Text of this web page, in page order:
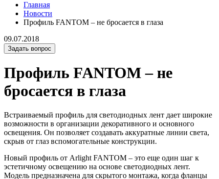
Главная
Новости
Профиль FANTOM – не бросается в глаза
09.07.2018
Задать вопрос
Профиль FANTOM – не
бросается в глаза
Встраиваемый профиль для светодиодных лент дает широкие
возможности в организации декоративного и основного
освещения. Он позволяет создавать аккуратные линии света,
скрыв от глаз вспомогательные конструкции.
Новый профиль от Arlight FANTOM – это еще один шаг к
эстетичному освещению на основе светодиодных лент.
Модель предназначена для скрытого монтажа, когда фланцы